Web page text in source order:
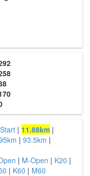
Start | 11.88km |
| 93.5km |
| M-Open | K20 |
| K60 | M60